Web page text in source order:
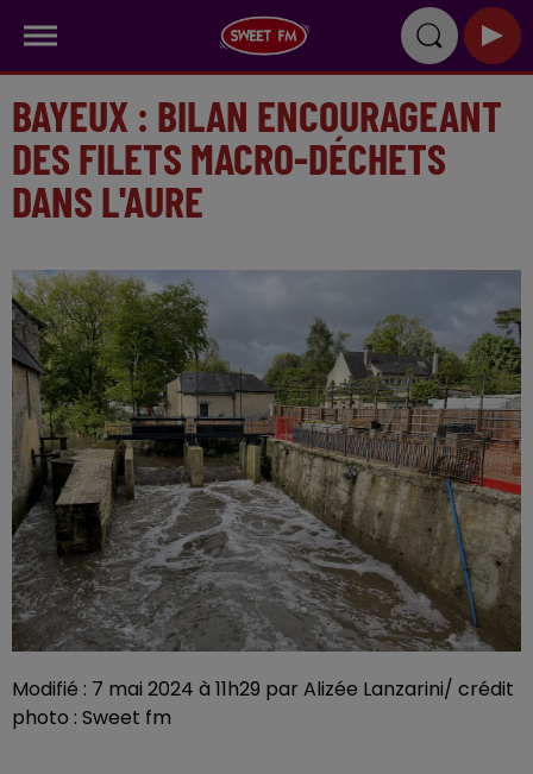
BAYEUX : BILAN ENCOURAGEANT
DES FILETS MACRO-DÉCHETS
DANS L'AURE
Modifié : 7 mai 2024 à 11h29 par Alizée Lanzarini/ crédit
photo : Sweet fm